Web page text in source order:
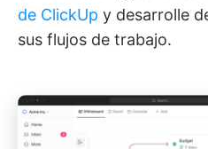
de ClickUp y desarrolle
sus flujos de trabajo.